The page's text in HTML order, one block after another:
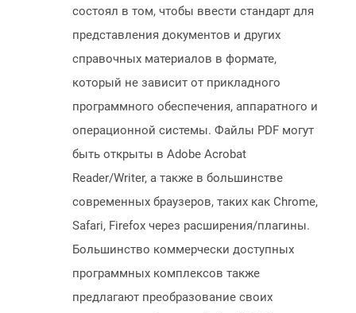
состоял в том, чтобы ввести стандарт для
представления документов и других
справочных материалов в формате,
который не зависит от прикладного
программного обеспечения, аппаратного и
операционной системы. Файлы PDF могут
быть открыты в Adobe Acrobat
Reader/Writer, а также в большинстве
современных браузеров, таких как Chrome,
Safari, Firefox через расширения/плагины.
Большинство коммерчески доступных
программных комплексов также
предлагают преобразование своих